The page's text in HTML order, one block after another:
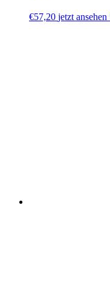
€57,20 jetzt ansehen